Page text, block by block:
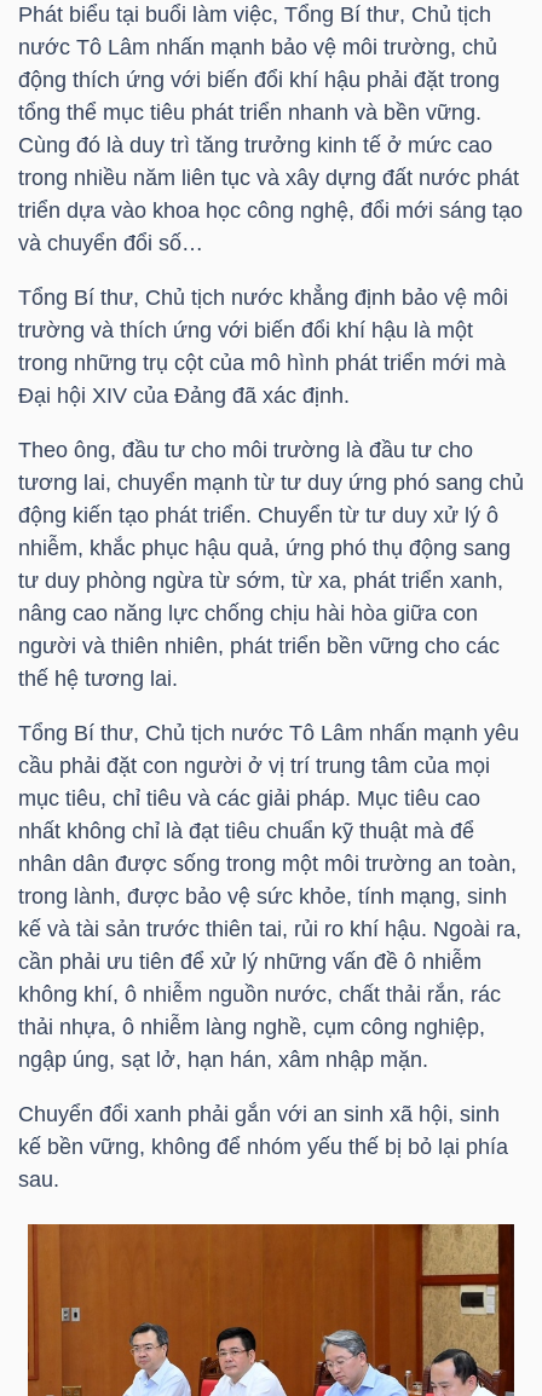
Phát biểu tại buổi làm việc, Tổng Bí thư, Chủ tịch
nước Tô Lâm nhấn mạnh bảo vệ môi trường, chủ
động thích ứng với biến đổi khí hậu phải đặt trong
tổng thể mục tiêu phát triển nhanh và bền vững.
Cùng đó là duy trì tăng trưởng kinh tế ở mức cao
trong nhiều năm liên tục và xây dựng đất nước phát
triển dựa vào khoa học công nghệ, đổi mới sáng tạo
và chuyển đổi số…
Tổng Bí thư, Chủ tịch nước khẳng định bảo vệ môi
trường và thích ứng với biến đổi khí hậu là một
trong những trụ cột của mô hình phát triển mới mà
Đại hội XIV của Đảng đã xác định.
Theo ông, đầu tư cho môi trường là đầu tư cho
tương lai, chuyển mạnh từ tư duy ứng phó sang chủ
động kiến tạo phát triển. Chuyển từ tư duy xử lý ô
nhiễm, khắc phục hậu quả, ứng phó thụ động sang
tư duy phòng ngừa từ sớm, từ xa, phát triển xanh,
nâng cao năng lực chống chịu hài hòa giữa con
người và thiên nhiên, phát triển bền vững cho các
thế hệ tương lai.
Tổng Bí thư, Chủ tịch nước Tô Lâm nhấn mạnh yêu
cầu phải đặt con người ở vị trí trung tâm của mọi
mục tiêu, chỉ tiêu và các giải pháp. Mục tiêu cao
nhất không chỉ là đạt tiêu chuẩn kỹ thuật mà để
nhân dân được sống trong một môi trường an toàn,
trong lành, được bảo vệ sức khỏe, tính mạng, sinh
kế và tài sản trước thiên tai, rủi ro khí hậu. Ngoài ra,
cần phải ưu tiên để xử lý những vấn đề ô nhiễm
không khí, ô nhiễm nguồn nước, chất thải rắn, rác
thải nhựa, ô nhiễm làng nghề, cụm công nghiệp,
ngập úng, sạt lở, hạn hán, xâm nhập mặn.
Chuyển đổi xanh phải gắn với an sinh xã hội, sinh
kế bền vững, không để nhóm yếu thế bị bỏ lại phía
sau.
ĐÔNG
DƯƠNG
TÀI
CHÍNH
CÁ
PHÂN
VIETSTOCKFINANCE
MÔ
NGÀNH
DOANH
NGHIỆP
CỔ
PHIẾU
PHÁI
SINH